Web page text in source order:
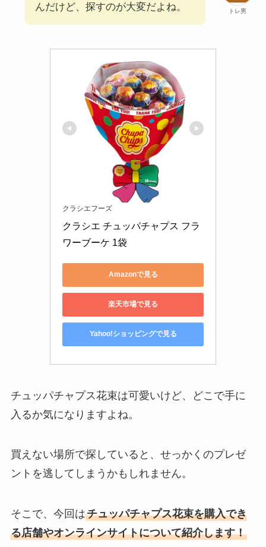
トレ男
んだけど、探すのが大変だよね。
クラシエフーズ
クラシエ チュッパチャプス フラ
ワーブーケ 1袋
Amazonで見る
楽天市場で見る
Yahoo!ショッピングで見る
チュッパチャプス花束は可愛いけど、どこで手に
入るか気になりますよね。
買えない場所で探していると、せっかくのプレゼ
ントを逃してしまうかもしれません。
そこで、今回はチュッパチャプス花束を購入でき
る店舗やオンラインサイトについて紹介します！